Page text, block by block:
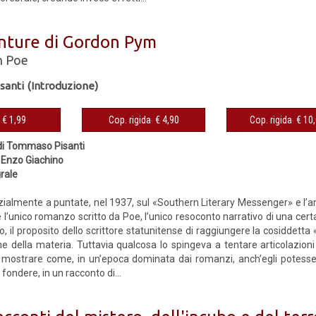
di Gordon Pym
Poe
(Introduzione)
eBook € 1,99 Cop. rigida € 4,90 Cop. rigida
Tommaso Pisanti
Giachino
a puntate, nel 1937, sul «Southern Literary Messenger» e
l’unico romanzo scritto da Poe, l’unico resoconto narrativo di una
il proposito dello scrittore statunitense di raggiungere la
della materia. Tuttavia qualcosa lo spingeva a tentare
come, in un’epoca dominata dai romanzi, anch’egli
in un racconto di...